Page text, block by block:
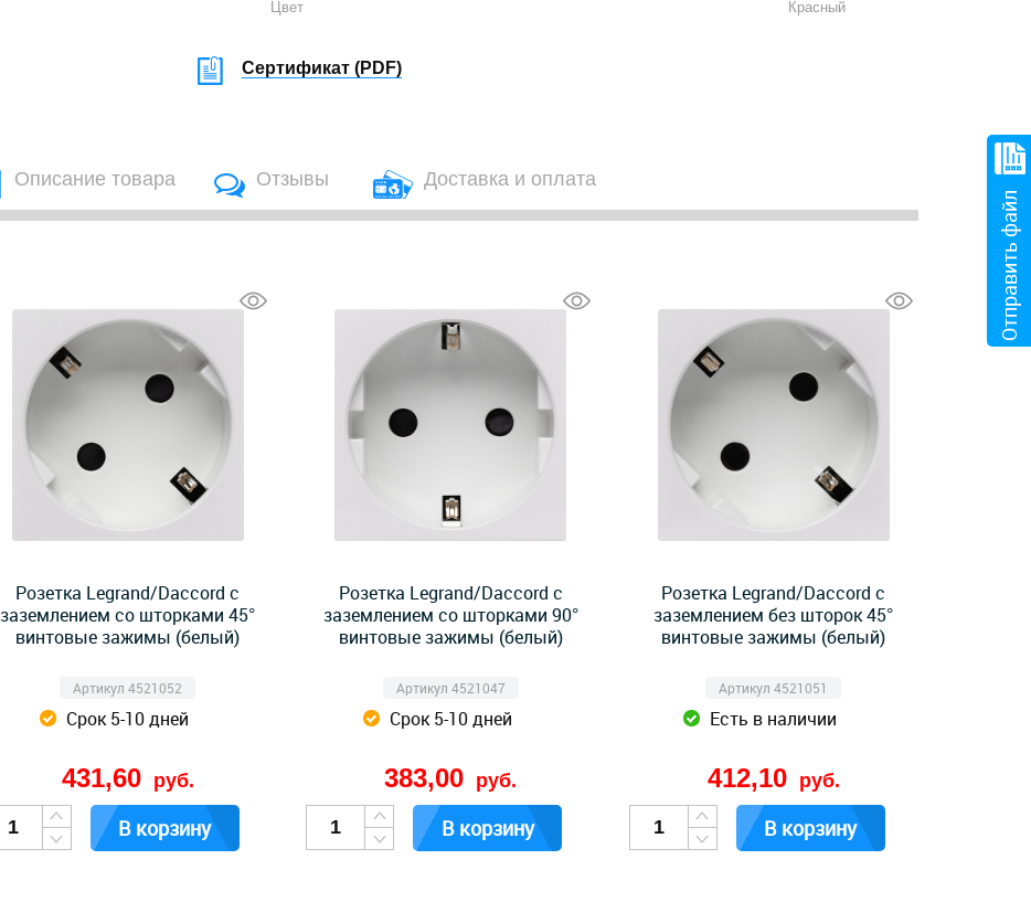
Цвет
Красный
Сертификат (PDF)
Описание товара Отзывы Доставка и оплата
Розетка Legrand/Daccord с
заземлением со шторками 45°
винтовые зажимы (белый)
Артикул 4521052
Срок 5-10 дней
431,60 руб.
В корзину
Розетка Legrand/Daccord с
заземлением со шторками 90°
винтовые зажимы (белый)
Артикул 4521047
Срок 5-10 дней
383,00 руб.
В корзину
Розетка Legrand/Daccord с
заземлением без шторок 45°
винтовые зажимы (белый)
Артикул 4521051
Есть в наличии
412,10 руб.
В корзину
Отправить файл